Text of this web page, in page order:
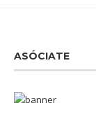
ASÓCIATE